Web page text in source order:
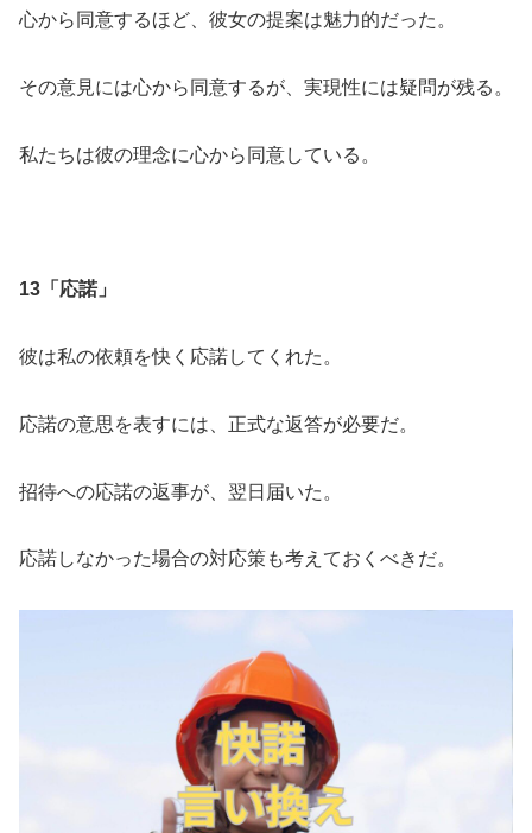
心から同意するほど、彼女の提案は魅力的だった。
その意見には心から同意するが、実現性には疑問が残る。
私たちは彼の理念に心から同意している。
13「応諾」
彼は私の依頼を快く応諾してくれた。
応諾の意思を表すには、正式な返答が必要だ。
招待への応諾の返事が、翌日届いた。
応諾しなかった場合の対応策も考えておくべきだ。